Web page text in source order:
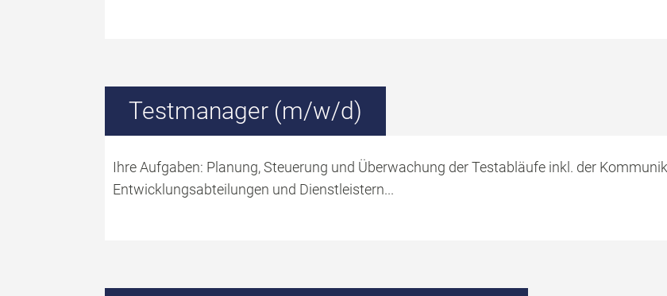
Testmanager (m/w/d)
Ihre Aufgaben: Planung, Steuerung und Überwachung der Testabläufe inkl. der
Entwicklungsabteilungen und Dienstleistern...